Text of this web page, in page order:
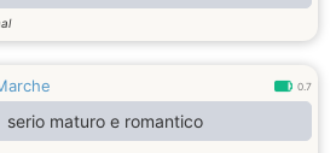
essere gentili con me e di non
ghostarmi, se dovete farlo non
0.7
serio maturo e romantico